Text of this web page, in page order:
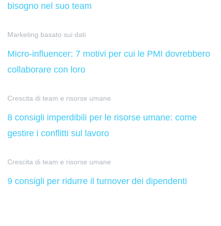
bisogno nel suo team
Marketing basato sui dati
Micro-influencer: 7 motivi per cui le PMI dovrebbero
collaborare con loro
Crescita di team e risorse umane
8 consigli imperdibili per le risorse umane: come
gestire i conflitti sul lavoro
Crescita di team e risorse umane
9 consigli per ridurre il turnover dei dipendenti